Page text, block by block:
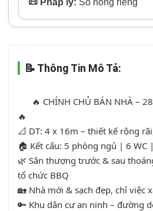
📜 Pháp lý: Sổ hồng riêng
📝 Thông Tin Mô Tả:
🔥
📐 DT: 4 x 16m – thiết kế rộng
🏠 Kết cấu: 5 phòng ngủ | 6 WC
🌿 Sân thượng trước & sau
tổ chức BBQ
🏡 Nhà mới & sạch đẹp, chỉ việc
🔑 Khu dân cư an ninh – đường